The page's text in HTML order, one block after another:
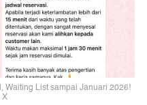
Waiting List sampai Januari 2026!
X